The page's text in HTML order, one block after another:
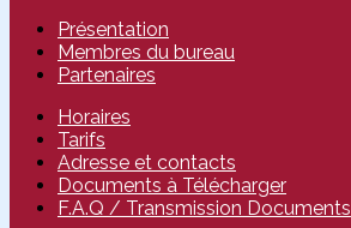
Présentation
Membres du bureau
Partenaires
Horaires
Tarifs
Adresse et contacts
Documents à Télécharger
F.A.Q / Transmission Documents